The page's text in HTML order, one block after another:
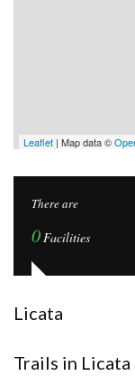
Leaflet | Map data ©
There are
0Facilities
Licata
Trails in Licata